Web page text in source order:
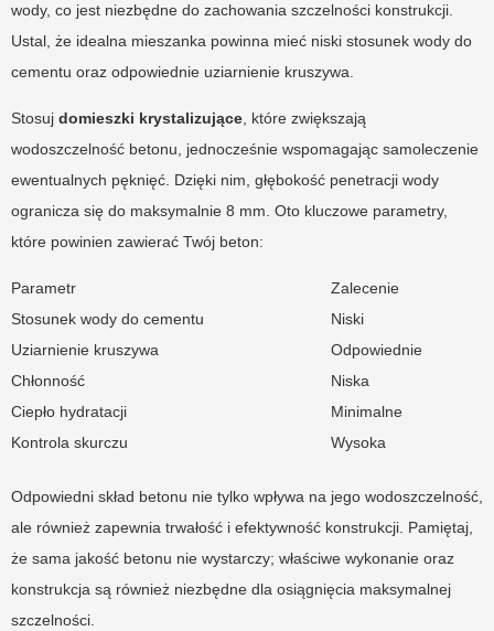
wody, co jest niezbędne do zachowania szczelności konstrukcji.
Ustal, że idealna mieszanka powinna mieć niski stosunek wody do
cementu oraz odpowiednie uziarnienie kruszywa.
Stosuj domieszki krystalizujące, które zwiększają
wodoszczelność betonu, jednocześnie wspomagając samoleczenie
ewentualnych pęknięć. Dzięki nim, głębokość penetracji wody
ogranicza się do maksymalnie 8 mm. Oto kluczowe parametry,
które powinien zawierać Twój beton:
Parametr
Zalecenie
Stosunek wody do cementu
Niski
Uziarnienie kruszywa
Odpowiednie
Chłonność
Niska
Ciepło hydratacji
Minimalne
Kontrola skurczu
Wysoka
Odpowiedni skład betonu nie tylko wpływa na jego wodoszczelność,
ale również zapewnia trwałość i efektywność konstrukcji. Pamiętaj,
że sama jakość betonu nie wystarczy; właściwe wykonanie oraz
konstrukcja są również niezbędne dla osiągnięcia maksymalnej
szczelności.